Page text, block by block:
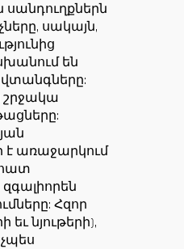
սակայն,
են
վտանգները:
շրջակա
է առաջարկում
Հզոր
նյութերի),